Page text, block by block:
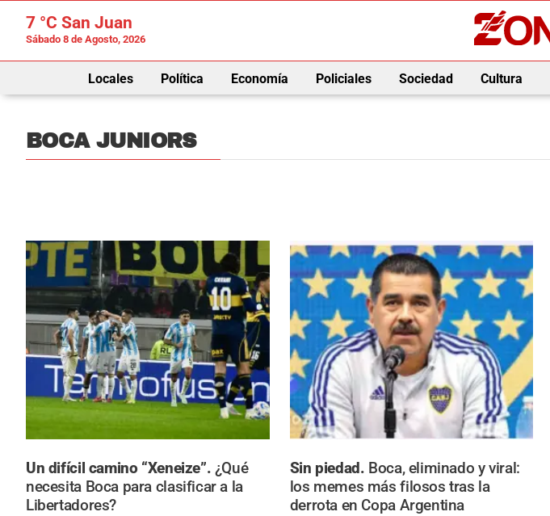
7 °C San Juan
Sábado 8 de Agosto, 2026
Locales Política Economía Policiales Sociedad Cultura
BOCA JUNIORS
Un difícil camino “Xeneize”. ¿Qué
necesita Boca para clasificar a la
Libertadores?
Sin piedad. Boca, eliminado y viral:
los memes más filosos tras la
derrota en Copa Argentina